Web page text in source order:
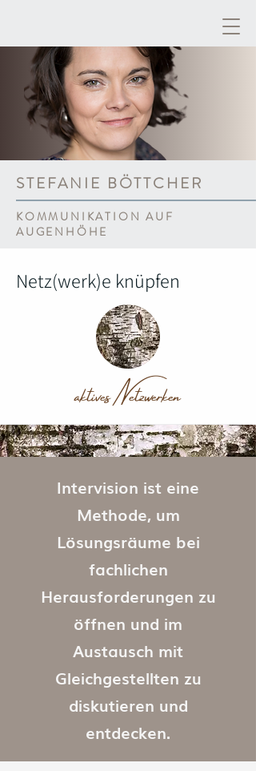
STEFANIE BÖTTCHER
KOMMUNIKATION AUF
AUGENHÖHE
Netz(werk)e knüpfen
aktives Netzwerken
Intervision ist eine
Methode, um
Lösungsräume bei
fachlichen
Herausforderungen zu
öffnen und im
Austausch mit
Gleichgestellten zu
diskutieren und
entdecken.